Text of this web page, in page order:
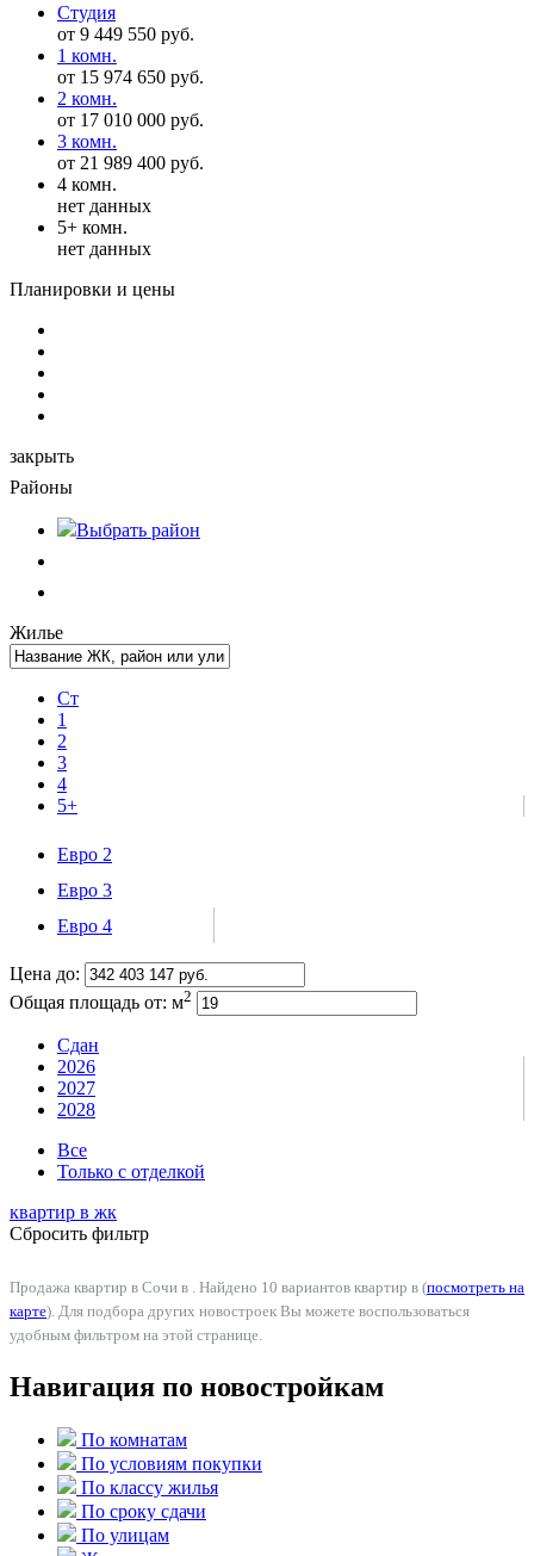
Студия
от 9 449 550 руб.
1 комн.
от 15 974 650 руб.
2 комн.
от 17 010 000 руб.
3 комн.
от 21 989 400 руб.
4 комн.
нет данных
5+ комн.
нет данных
Планировки и цены
закрыть
Районы
Выбрать район
Жилье
Ст
1
2
3
4
5+
Евро 2
Евро 3
Евро 4
Цена до:
Общая площадь от: м2
Сдан
2026
2027
2028
Все
Только с отделкой
квартир в жк
Сбросить фильтр
Продажа квартир в Сочи в . Найдено 10 вариантов квартир в (посмотреть на
карте). Для подбора других новостроек Вы можете воспользоваться
удобным фильтром на этой странице.
Навигация по новостройкам
По комнатам
По условиям покупки
По классу жилья
По сроку сдачи
По улицам